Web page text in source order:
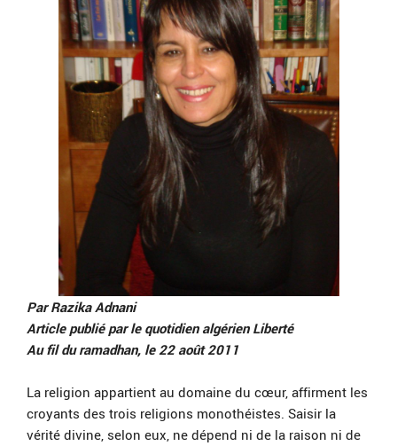
Par Razika Adnani
Article publié par le quotidien algérien Liberté
Au fil du ramadhan, le 22 août 2011
La religion appartient au domaine du cœur, affirment les
croyants des trois religions monothéistes. Saisir la
vérité divine, selon eux, ne dépend ni de la raison ni de